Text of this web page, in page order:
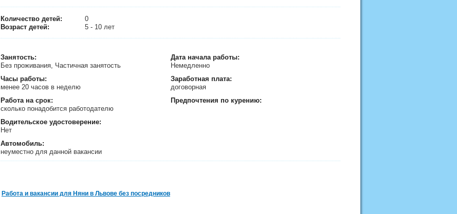
Количество детей:
0
Возраст детей:
5 - 10 лет
Занятость:
Без проживания, Частичная занятость
Часы работы:
менее 20 часов в неделю
Работа на срок:
сколько понадобится работодателю
Водительское удостоверение:
Нет
Автомобиль:
неуместно для данной вакансии
Дата начала работы:
Немедленно
Заработная плата:
договорная
Предпочтения по курению:
Работа и вакансии для Няни в Львове без посредников